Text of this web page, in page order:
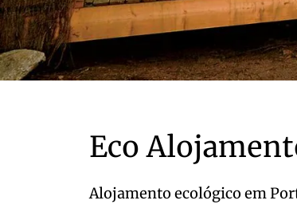
Eco
Alojamento ecológico em